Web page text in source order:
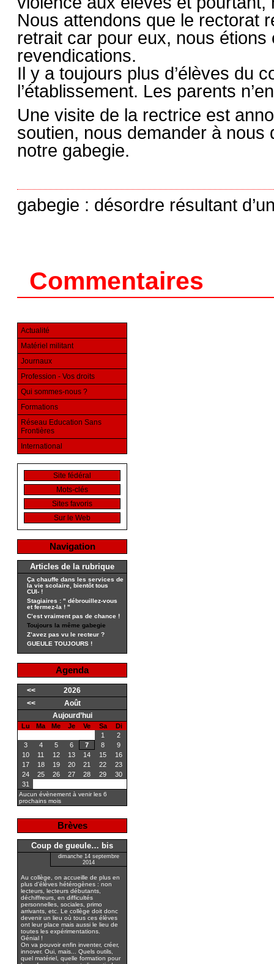
Nous attendons que le rectorat
retrait car pour eux, nous
revendications.
Il y a toujours plus d’élèves du
l’établissement. Les parents
Une visite de la rectrice est
soutien, nous demander à
notre gabegie.
gabegie : désordre résultant
Commentaires
Actualité
Matériel militant
Journaux
Profession - Vos droits
Qui sommes-nous ?
Formations
Réseau Education Sans
Frontières
International
Site fédéral
Mots-clés
Sites favoris
Sur le Web
Navigation
Articles de la rubrique
Ça chauffe dans les services de
la vie scolaire, bientôt tous
CUI- !
Stagiaires : " débrouillez-vous
et fermez-la ! "
C’est vraiment pas de chance !
Toujours la même gabegie
Z’avez pas vu le recteur ?
GUEULE TOUJOURS !
Agenda
<<
2026
<<
Août
Aujourd’hui
Lu Ma Me Je Ve Sa
Di
1
2
3
4 5 6 7 8
9
10
11 12 13 14 15
16
17
18 19 20 21 22
23
24
25 26 27 28 29
30
31
Aucun évènement à venir les 6
prochains mois
Brèves
Coup de gueule… bis
dimanche 14 septembre
2014
Au collège, on accueille de plus en
plus d’élèves hétérogènes : non
lecteurs, lecteurs débutants,
déchiffreurs, en difficultés
personnelles, sociales, primo
arrivants, etc. Le collège doit donc
devenir un lieu où tous ces élèves
ont leur place mais aussi le lieu de
toutes les expérimentations.
Génial !
On va pouvoir enfin inventer, créer,
innover. Oui, mais... Quels outils,
quel matériel, quelle formation pour